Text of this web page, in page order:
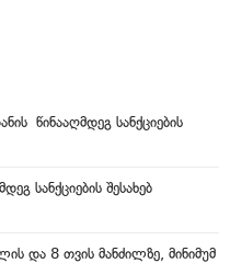
წინააღმდეგ სანქციების
სანქციების შესახებ
და 8 თვის მანძილზე, მინიმუმ